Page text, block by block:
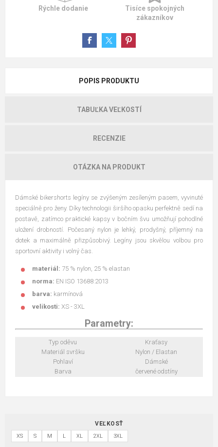
Rýchle dodanie
Tisíce spokojných
zákazníkov
POPIS PRODUKTU
TABUĽKA VEĽKOSTÍ
RECENZIE
OTÁZKA NA PRODUKT
Dámské bikershorts legíny se zvýšeným zesíleným pasem, vyvinuté
speciálně pro ženy. Díky technologii širšího opasku perfektně sedí na
postavě, zatímco praktické kapsy v bočním švu umožňují pohodlné
uložení drobností. Počesaný nylon je lehký, prodyšný, příjemný na
dotek a maximálně přizpůsobivý. Legíny jsou skvělou volbou pro
sportovní aktivity i volný čas.
materiál: 75 % nylon, 25 % elastan
norma: EN ISO 13688:2013
barva: karmínová
velikosti: XS - 3XL
Parametry:
Typ oděvu
Kraťasy
Materiál svršku
Nylon / Elastan
Pohlaví
Dámské
Barva
červené odstíny
VEĽKOSŤ
XS S M L XL 2XL 3XL